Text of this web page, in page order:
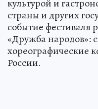
культурой и
страны и других
событие фестиваля
«Дружба народов»:
хореографические
России.